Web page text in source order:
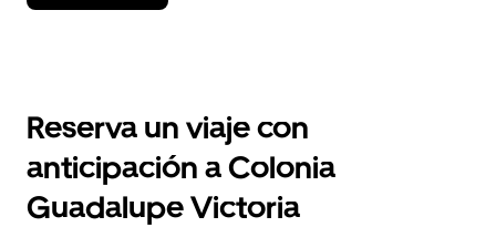
flecha
el
y
selecciona
una
Reserva un viaje con
anticipación a Colonia
Guadalupe Victoria